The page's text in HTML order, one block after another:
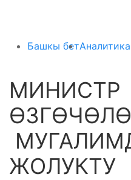
Башкы бетАналитика
МИНИСТР
ЖОЛУКТУ